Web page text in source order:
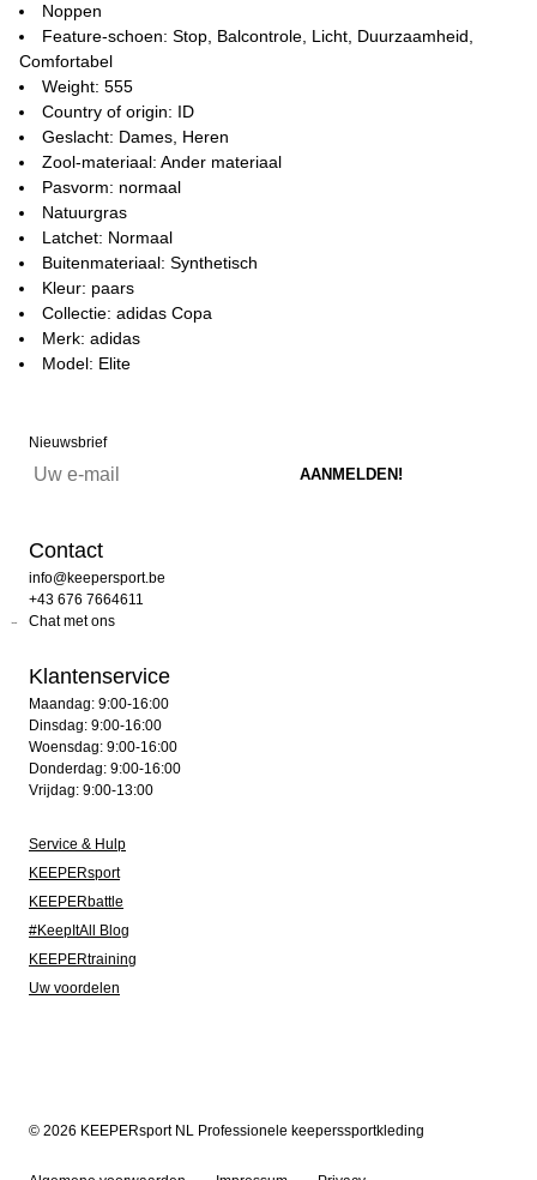
Noppen
Feature-schoen: Stop, Balcontrole, Licht, Duurzaamheid,
Comfortabel
Weight: 555
Country of origin: ID
Geslacht: Dames, Heren
Zool-materiaal: Ander materiaal
Pasvorm: normaal
Natuurgras
Latchet: Normaal
Buitenmateriaal: Synthetisch
Kleur: paars
Collectie: adidas Copa
Merk: adidas
Model: Elite
Nieuwsbrief
Contact
info@keepersport.be
+43 676 7664611
Chat met ons
Klantenservice
Maandag: 9:00-16:00
Dinsdag: 9:00-16:00
Woensdag: 9:00-16:00
Donderdag: 9:00-16:00
Vrijdag: 9:00-13:00
Service & Hulp
KEEPERsport
KEEPERbattle
#KeepItAll Blog
KEEPERtraining
Uw voordelen
© 2026 KEEPERsport NL Professionele keeperssportkleding